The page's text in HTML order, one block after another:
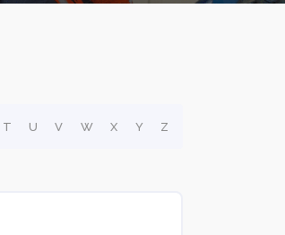
T U V W X Y Z